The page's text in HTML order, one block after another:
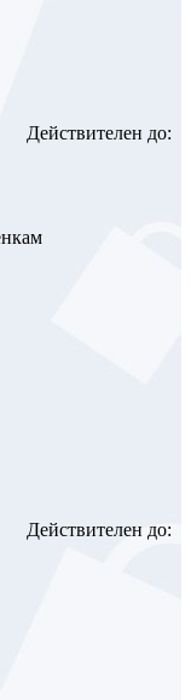
Действителен до:
Действителен до: